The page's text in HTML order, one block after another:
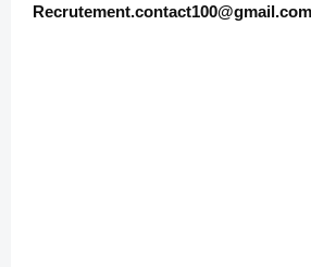
Recrutement.contact100@gmail.com